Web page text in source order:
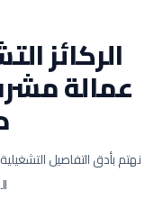
الركائز
عمالة
نهتم بأدق التفاصيل